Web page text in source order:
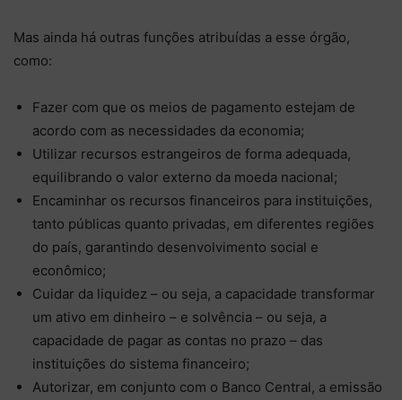
Mas ainda há outras funções atribuídas a esse órgão,
como:
Fazer com que os meios de pagamento estejam de
acordo com as necessidades da economia;
Utilizar recursos estrangeiros de forma adequada,
equilibrando o valor externo da moeda nacional;
Encaminhar os recursos financeiros para instituições,
tanto públicas quanto privadas, em diferentes regiões
do país, garantindo desenvolvimento social e
econômico;
Cuidar da liquidez – ou seja, a capacidade transformar
um ativo em dinheiro – e solvência – ou seja, a
capacidade de pagar as contas no prazo – das
instituições do sistema financeiro;
Autorizar, em conjunto com o Banco Central, a emissão